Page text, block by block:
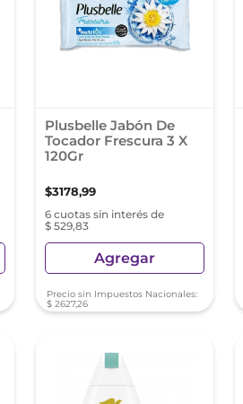
Plusbelle Jabón De
Tocador Frescura 3 X
120Gr
$3178,99
6 cuotas sin interés de
$ 529,83
Agregar
Precio sin Impuestos Nacionales:
$ 2627,26